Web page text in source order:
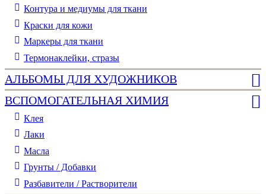
Контура и медиумы для ткани
Краски для кожи
Маркеры для ткани
Термонаклейки, стразы
АЛЬБОМЫ ДЛЯ ХУДОЖНИКОВ
ВСПОМОГАТЕЛЬНАЯ ХИМИЯ
Клея
Лаки
Масла
Грунты / Добавки
Разбавители / Растворители